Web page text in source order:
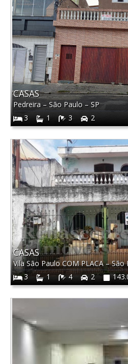
CASAS
Pedreira – São Paulo– SP
3
1 3 2
CASAS
Vila São Paulo COM PLACA–São
3
1 4 2